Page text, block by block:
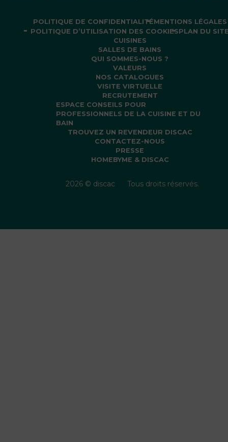
POLITIQUE DE CONFIDENTIALITÉMENTIONS LÉGALES
POLITIQUE D’UTILISATION DES COOKIESPLAN DU
CUISINES
SALLES DE BAINS
QUI SOMMES-NOUS ?
VALEURS
NOS CATALOGUES
VISITE VIRTUELLE
RECRUTEMENT
ESPACE CONSEILS POUR
PROFESSIONNELS DE LA CUISINE ET DU
BAIN
TROUVEZ UN REVENDEUR DISCAC
CONTACTEZ-NOUS
PRESSE
HOMEBYME & DISCAC
2026 © discac Tous droits réservés.